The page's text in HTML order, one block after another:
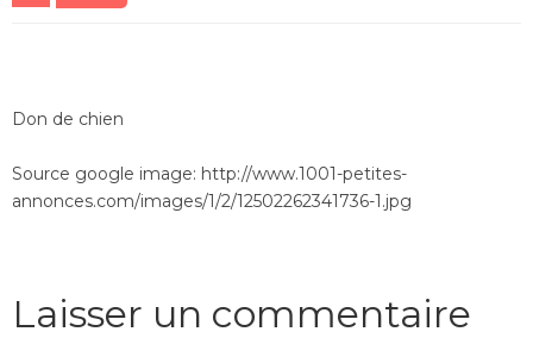
Don de chien
Source google image: http://www.1001-petites-
annonces.com/images/1/2/12502262341736-1.jpg
Laisser un commentaire